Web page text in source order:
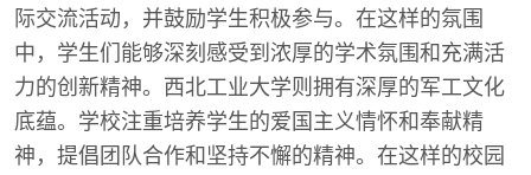
际交流活动，并鼓励学生积极参与。在这样的氛围
中，学生们能够深刻感受到浓厚的学术氛围和充满活
力的创新精神。西北工业大学则拥有深厚的军工文化
底蕴。学校注重培养学生的爱国主义情怀和奉献精
神，提倡团队合作和坚持不懈的精神。在这样的校园